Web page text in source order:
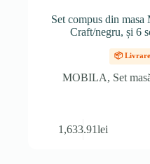
Set compus din
Craft/negru, și 6
📦
MOBILA, Set
1,633.91lei